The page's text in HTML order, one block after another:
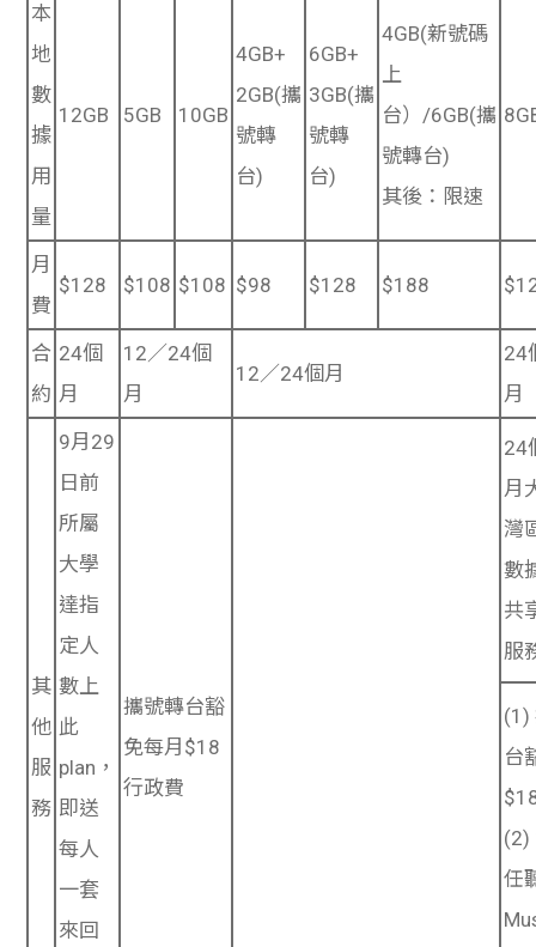
本
地
數
據
用
量
12GB 5GB 10GB
4GB+
2GB(攜
號轉
台)
6GB+
3GB(攜
號轉
台)
4GB(新號碼
上
台）/6GB(攜
號轉台)
其後：限速
月
費
$128 $108 $108 $98 $128 $188
合
約
24個
月
12／24個
月
12／24個月
24
月
其
他
服
務
9月29
日前
所屬
大學
達指
定人
數上
此
plan，
即送
每人
一套
來回
攜號轉台豁
免每月$18
行政費
24
月
灣
數
共
服
(1)
台
(2)
任